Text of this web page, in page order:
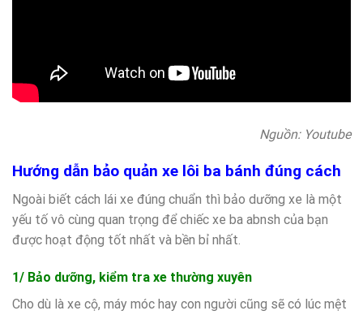
Nguồn: Youtube
Hướng dẫn bảo quản xe lôi ba bánh đúng cách
Ngoài biết cách lái xe đúng chuẩn thì bảo dưỡng xe là một
yếu tố vô cùng quan trọng để chiếc xe ba abnsh của bạn
được hoạt động tốt nhất và bền bỉ nhất.
1/ Bảo dưỡng, kiểm tra xe thường xuyên
Cho dù là xe cộ, máy móc hay con người cũng sẽ có lúc mệt